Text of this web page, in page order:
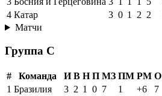
4 Катар 3 0 1 2 2
Матчи
Группа C
# Команда И В Н П МЗ ПМ РМ О
1 Бразилия 3 2 1 0 7 1 +6
7